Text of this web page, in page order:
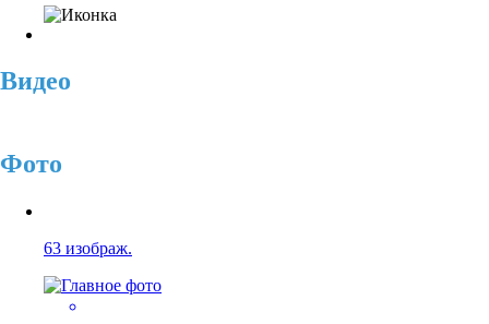
Видео
Фото
63 изображ.